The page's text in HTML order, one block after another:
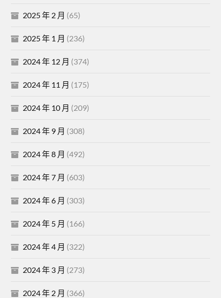
2025 年 2 月 (65)
2025 年 1 月 (236)
2024 年 12 月 (374)
2024 年 11 月 (175)
2024 年 10 月 (209)
2024 年 9 月 (308)
2024 年 8 月 (492)
2024 年 7 月 (603)
2024 年 6 月 (303)
2024 年 5 月 (166)
2024 年 4 月 (322)
2024 年 3 月 (273)
2024 年 2 月 (366)